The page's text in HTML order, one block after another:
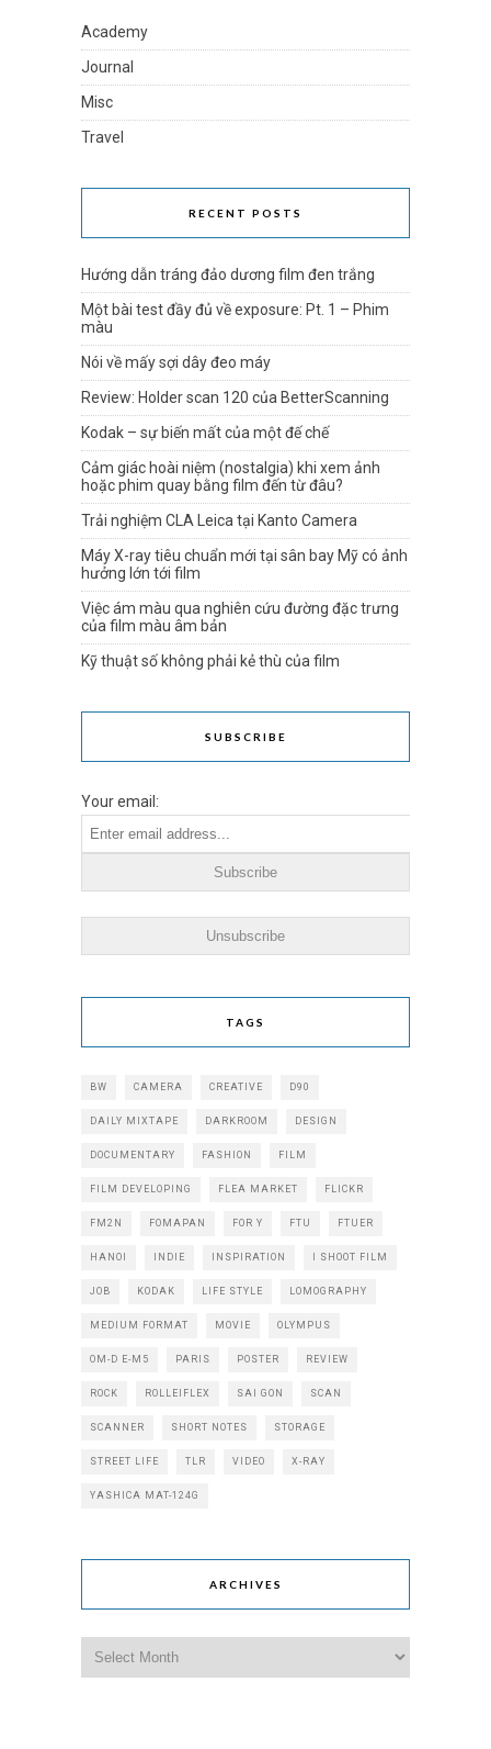
Academy
Journal
Misc
Travel
RECENT POSTS
Hướng dẫn tráng đảo dương film đen trắng
Một bài test đầy đủ về exposure: Pt. 1 – Phim
màu
Nói về mấy sợi dây đeo máy
Review: Holder scan 120 của BetterScanning
Kodak – sự biến mất của một đế chế
Cảm giác hoài niệm (nostalgia) khi xem ảnh
hoặc phim quay bằng film đến từ đâu?
Trải nghiệm CLA Leica tại Kanto Camera
Máy X-ray tiêu chuẩn mới tại sân bay Mỹ có ảnh
hưởng lớn tới film
Việc ám màu qua nghiên cứu đường đặc trưng
của film màu âm bản
Kỹ thuật số không phải kẻ thù của film
SUBSCRIBE
Your email:
TAGS
BW CAMERA CREATIVE D90
DAILY MIXTAPE DARKROOM DESIGN
DOCUMENTARY FASHION FILM
FILM DEVELOPING FLEA MARKET FLICKR
FM2N FOMAPAN FOR Y FTU FTUER
HANOI INDIE INSPIRATION I SHOOT FILM
JOB KODAK LIFE STYLE LOMOGRAPHY
MEDIUM FORMAT MOVIE OLYMPUS
OM-D E-M5 PARIS POSTER REVIEW
ROCK ROLLEIFLEX SAI GON SCAN
SCANNER SHORT NOTES STORAGE
STREET LIFE TLR VIDEO X-RAY
YASHICA MAT-124G
ARCHIVES